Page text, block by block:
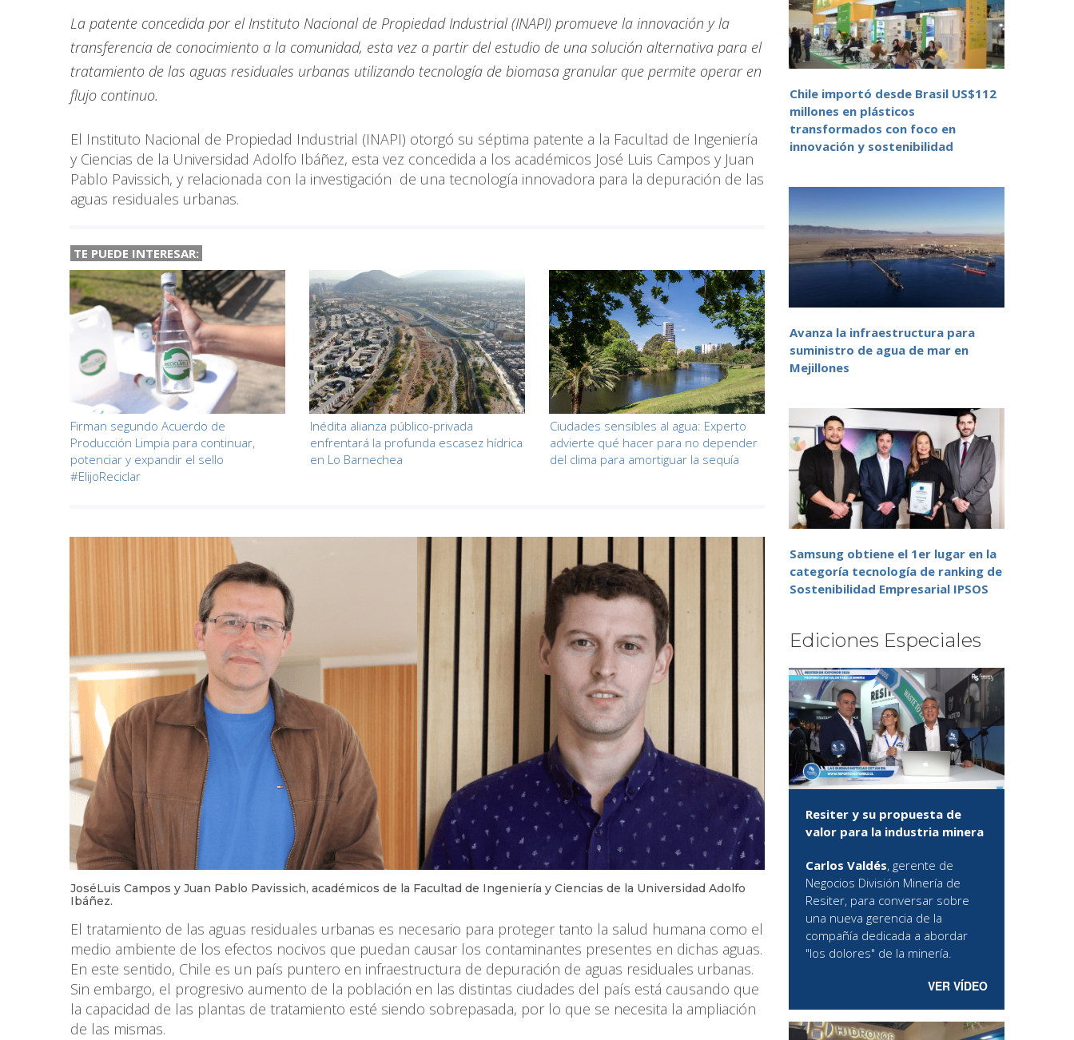
La patente concedida por el Instituto Nacional de Propiedad Industrial (INAPI) promueve la innovación y la
transferencia de conocimiento a la comunidad, esta vez a partir del estudio de una solución alternativa para el
tratamiento de las aguas residuales urbanas utilizando tecnología de biomasa granular que permite operar en
flujo continuo.
El Instituto Nacional de Propiedad Industrial (INAPI) otorgó su séptima patente a la Facultad de Ingeniería
y Ciencias de la Universidad Adolfo Ibáñez, esta vez concedida a los académicos José Luis Campos y Juan
Pablo Pavissich, y relacionada con la investigación de una tecnología innovadora para la depuración de las
aguas residuales urbanas.
TE PUEDE INTERESAR:
Firman segundo Acuerdo de
Producción Limpia para continuar,
potenciar y expandir el sello
#ElijoReciclar
Inédita alianza público-privada
enfrentará la profunda escasez hídrica
en Lo Barnechea
Ciudades sensibles al agua: Experto
advierte qué hacer para no depender
del clima para amortiguar la sequía
JoséLuis Campos y Juan Pablo Pavissich, académicos de la Facultad de Ingeniería y Ciencias de la Universidad Adolfo
Ibáñez.
El tratamiento de las aguas residuales urbanas es necesario para proteger tanto la salud humana como el
medio ambiente de los efectos nocivos que puedan causar los contaminantes presentes en dichas aguas.
En este sentido, Chile es un país puntero en infraestructura de depuración de aguas residuales urbanas.
Sin embargo, el progresivo aumento de la población en las distintas ciudades del país está causando que
la capacidad de las plantas de tratamiento esté siendo sobrepasada, por lo que se necesita la ampliación
de las mismas.
Chile importó desde Brasil US$112
millones en plásticos
transformados con foco en
innovación y sostenibilidad
Avanza la infraestructura para
suministro de agua de mar en
Mejillones
Samsung obtiene el 1er lugar en la
categoría tecnología de ranking de
Sostenibilidad Empresarial IPSOS
Ediciones Especiales
Resiter y su propuesta de
valor para la industria minera
Carlos Valdés, gerente de
Negocios División Minería de
Resiter, para conversar sobre
una nueva gerencia de la
compañía dedicada a abordar
"los dolores" de la minería.
VER VÍDEO